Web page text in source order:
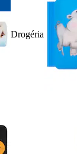
Drogéria